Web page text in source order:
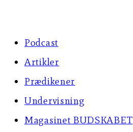
Podcast
Artikler
Prædikener
Undervisning
Magasinet BUDSKABET